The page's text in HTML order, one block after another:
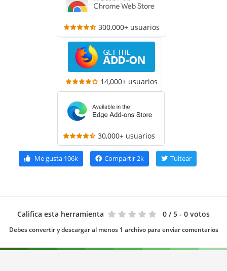
300,000+ usuarios
14,000+ usuarios
30,000+ usuarios
Me gusta106k Compartir2k Tuitear
Califica esta herramienta 0 / 5 - 0 votos
Debes convertir y descargar al menos 1 archivo para enviar comentarios